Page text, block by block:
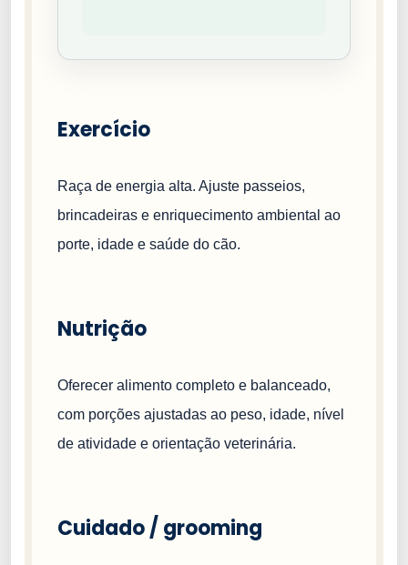
Exercício
Raça de energia alta. Ajuste passeios,
brincadeiras e enriquecimento ambiental ao
porte, idade e saúde do cão.
Nutrição
Oferecer alimento completo e balanceado,
com porções ajustadas ao peso, idade, nível
de atividade e orientação veterinária.
Cuidado / grooming